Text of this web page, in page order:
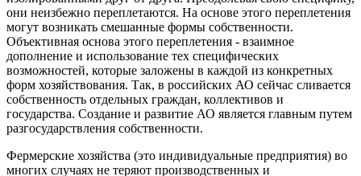
они неизбежно переплетаются. На основе этого переплетения
могут возникать смешанные формы собственности.
Объективная основа этого переплетения - взаимное
дополнение и использование тех специфических
возможностей, которые заложены в каждой из конкретных
форм хозяйствования. Так, в российских АО сейчас сливается
собственность отдельных граждан, коллективов и
государства. Создание и развитие АО является главным путем
разгосударствления собственности.
Фермерские хозяйства (это индивидуальные предприятия) во
многих случаях не теряют производственных и